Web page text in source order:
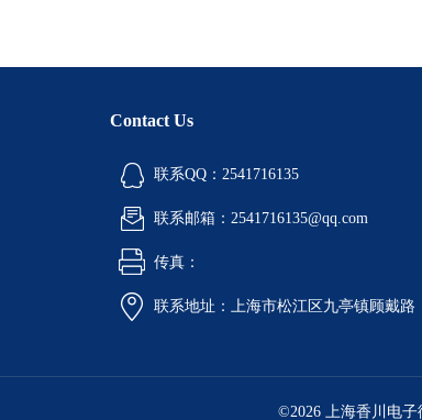
Contact Us
联系QQ：2541716135
联系邮箱：2541716135@qq.com
传真：
联系地址：上海市松江区九亭镇顾戴路
©2026 上海香川电